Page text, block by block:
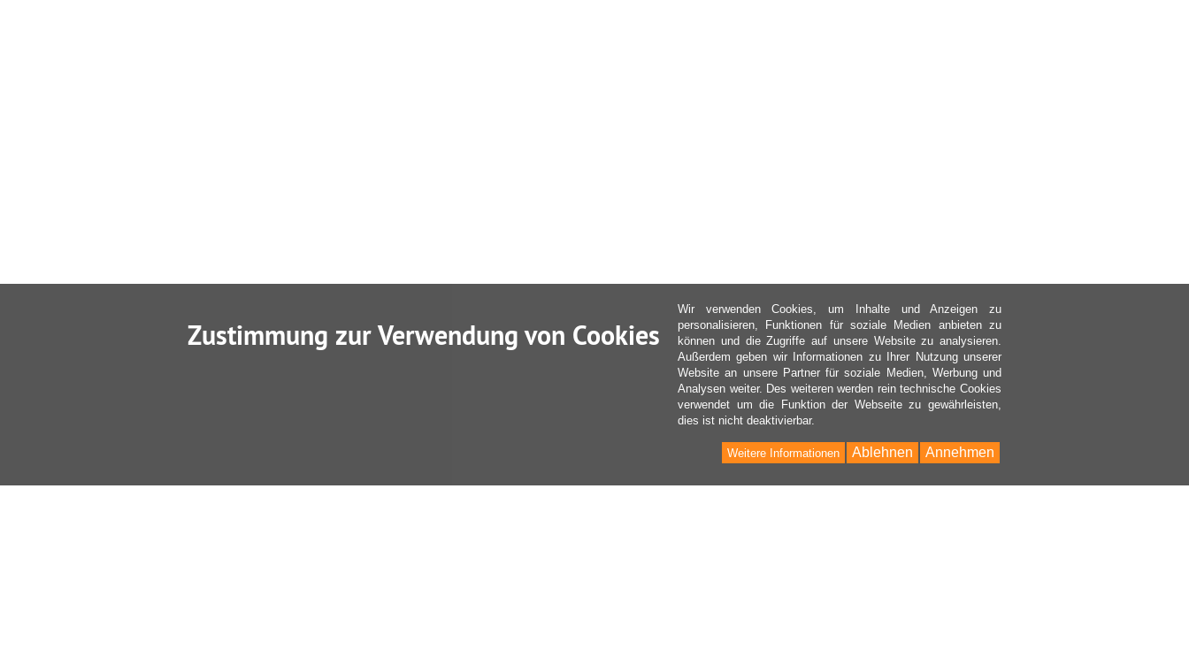
Zustimmung zur Verwendung von Cookies
Wir verwenden Cookies, um Inhalte und Anzeigen zu
personalisieren, Funktionen für soziale Medien anbieten zu
können und die Zugriffe auf unsere Website zu analysieren.
Außerdem geben wir Informationen zu Ihrer Nutzung unserer
Website an unsere Partner für soziale Medien, Werbung und
Analysen weiter. Des weiteren werden rein technische Cookies
verwendet um die Funktion der Webseite zu gewährleisten,
dies ist nicht deaktivierbar.
Annehmen
Ablehnen
Weitere Informationen